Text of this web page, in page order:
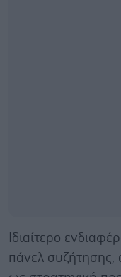
Ιδιαίτερο
πάνελ